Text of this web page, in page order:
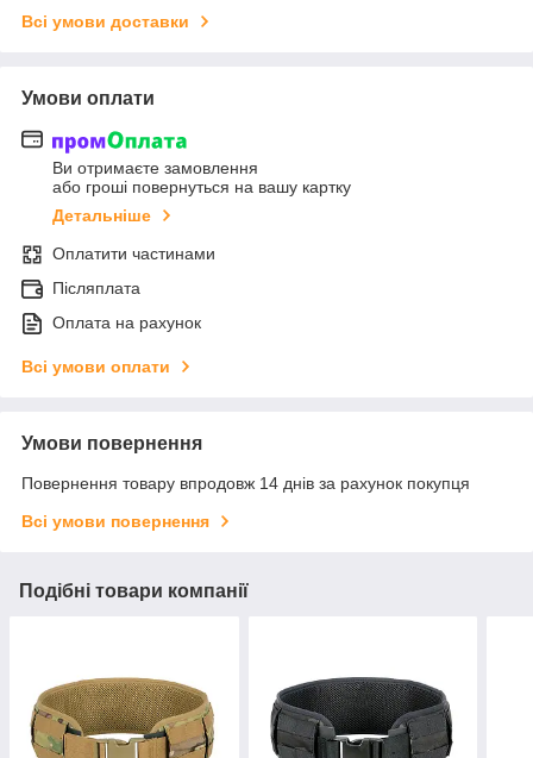
Всі умови доставки
Умови оплати
Ви отримаєте замовлення
або гроші повернуться на вашу картку
Детальніше
Оплатити частинами
Післяплата
Оплата на рахунок
Всі умови оплати
Умови повернення
Повернення товару впродовж 14 днів за рахунок покупця
Всі умови повернення
Подібні товари компанії